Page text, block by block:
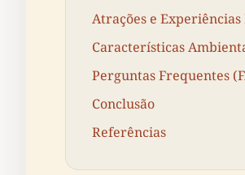
Atrações e
Características
Perguntas Frequentes
Conclusão
Referências